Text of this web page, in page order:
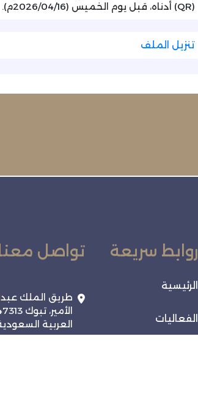
(QR) أدناه، قبل يوم الخميس (2026/04/16م).
تنزيل الملف
روابط سريعة
الرئيسية
الفعاليات
تواصل معنا
طريق الملك
العربية